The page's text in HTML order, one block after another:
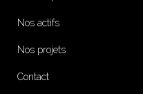
Nos actifs
Nos projets
Contact